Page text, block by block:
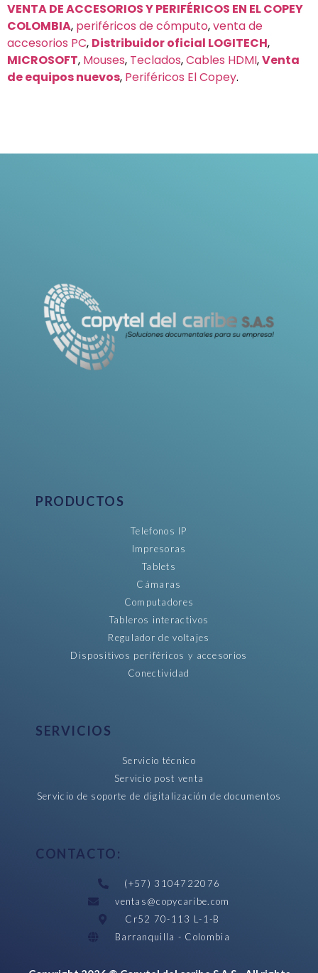
VENTA DE ACCESORIOS Y PERIFÉRICOS EN EL COPEY
COLOMBIA, periféricos de cómputo,venta de
accesorios PC, Distribuidor oficial LOGITECH,
MICROSOFT, Mouses, Teclados,Cables HDMI,Venta
de equipos nuevos, Periféricos El Copey.
PRODUCTOS
Telefonos IP
Impresoras
Tablets
Cámaras
Computadores
Tableros interactivos
Regulador de voltajes
Dispositivos periféricos y accesorios
Conectividad
SERVICIOS
Servicio técnico
Servicio post venta
Servicio de soporte de digitalización de documentos
CONTACTO:
(+57) 3104722076
ventas@copycaribe.com
Cr52 70-113 L-1-B
Barranquilla - Colombia